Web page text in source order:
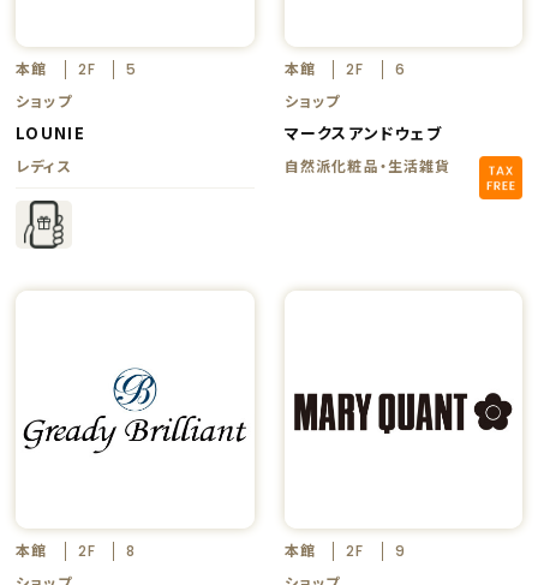
本館 2F
5
ショップ
LOUNIE
レディス
本館 2F
6
ショップ
マークスアンドウェブ
自然派化粧品・生活雑貨
本館 2F
8
本館 2F
9